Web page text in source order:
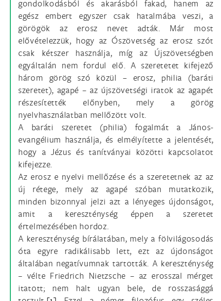
gondolkodásból és akarásból fakad, hanem az
egész embert egyszer csak hatalmába veszi, a
görögök az erosz nevet adták. Már most
elővételezzük, hogy az Ószövetség az erosz szót
csak kétszer használja, míg az Újszövetségben
egyáltalán nem fordul elő. A szeretetet kifejező
három görög szó közül – erosz, philia (baráti
szeretet), agapé – az újszövetségi iratok az agapét
részesítették előnyben, mely a görög
nyelvhasználatban mellőzött volt.
A baráti szeretet (philia) fogalmát a János-
evangélium használja, és elmélyítette a jelentését,
hogy a Jézus és tanítványai közötti kapcsolatot
kifejezze.
Az erosz e nyelvi mellőzése és a szeretetnek az az
új rétege, mely az agapé szóban mutatkozik,
minden bizonnyal jelzi azt a lényeges újdonságot,
amit a kereszténység éppen a szeretet
értelmezésében hordoz.
A kereszténység bírálatában, mely a fölvilágosodás
óta egyre radikálisabb lett, ezt az újdonságot
általában negatívumnak tartották. A kereszténység
– vélte Friedrich Nietzsche – az erosszal mérget
itatott; nem halt ugyan bele, de rosszasággá